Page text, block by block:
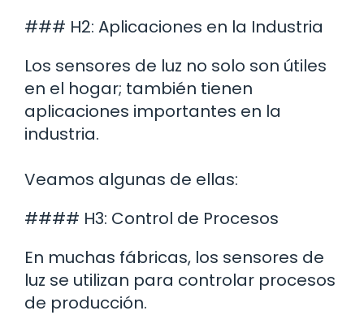
### H2: Aplicaciones en la Industria
Los sensores de luz no solo son útiles
en el hogar; también tienen
aplicaciones importantes en la
industria.
Veamos algunas de ellas:
#### H3: Control de Procesos
En muchas fábricas, los sensores de
luz se utilizan para controlar procesos
de producción.